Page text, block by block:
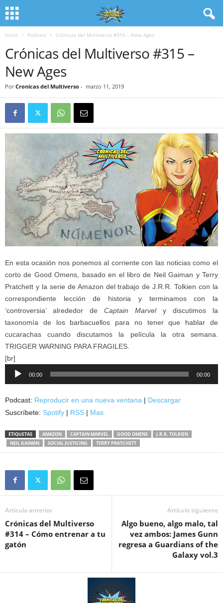
Inicio Podcast Crónicas del Multiverso #315 – New Ages
Crónicas del Multiverso #315 –
New Ages
Por Cronicas del Multiverso - marzo 11, 2019
En esta ocasión nos ponemos al corriente con las noticias como el
corto de Good Omens, basado en el libro de Neil Gaiman y Terry
Pratchett y la serie de Amazon del trabajo de J.R.R. Tolkien con la
correspondiente lección de historia y terminamos con la
‘controversia’ alrededor de Captain Marvely discutimos la
taxonomía de los barbacuellos para no tener que hablar de
cucarachas cuando discutamos la película la otra semana.
TRIGGER WARNING PARA FRAGILES.
[br]
Reproductor
00:00 00:00
Podcast: Reproducir en una nueva ventana | Descargar
Suscríbete: Spotify | RSS | Mas
ETIQUETAS AMAZON CAPTAIN MARVEL GOOD OMENS
J.R.R. TOLKIEN
NEIL GAIMAN
SOCIAL JUSTICING TERRY PRATCHETT
Artículo anterior
Crónicas del Multiverso
#314 – Cómo entrenar a tu
gatón
Artículo siguiente
Algo bueno, algo malo, tal
vez ambos: James Gunn
regresa a Guardians of the
Galaxy vol.3